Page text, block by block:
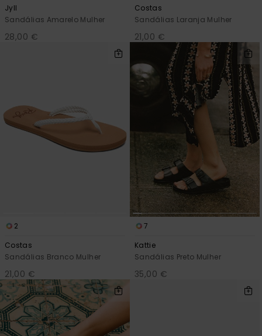
Jyll
Sandálias Amarelo Mulher
28,00 €
Costas
Sandálias Laranja Mulher
21,00 €
2
Costas
Sandálias Branco Mulher
21,00 €
7
Kattie
Sandálias Preto Mulher
35,00 €